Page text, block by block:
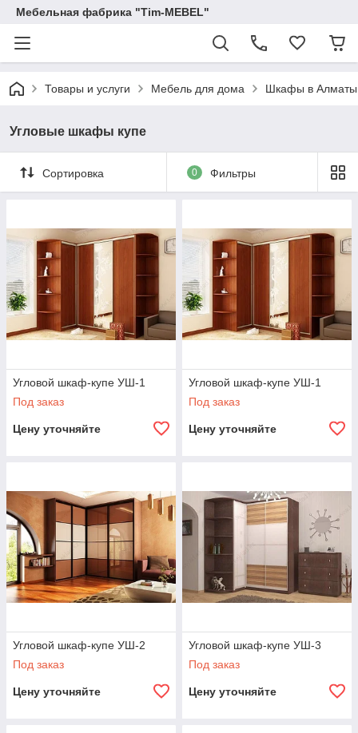
Мебельная фабрика "Tim-MEBEL"
Товары и услуги Мебель для дома Шкафы в Алматы
Угловые шкафы купе
Сортировка 0 Фильтры
Угловой шкаф-купе УШ-1
Под заказ
Цену уточняйте
Угловой шкаф-купе УШ-1
Под заказ
Цену уточняйте
Угловой шкаф-купе УШ-2
Под заказ
Цену уточняйте
Угловой шкаф-купе УШ-3
Под заказ
Цену уточняйте